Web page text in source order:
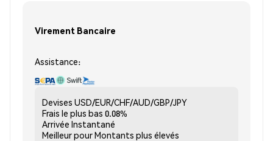
Virement Bancaire
Assistance:
Devises USD/EUR/CHF/AUD/GBP/JPY
Frais le plus bas 0.08%
Arrivée Instantané
Meilleur pourMontants plus élevés